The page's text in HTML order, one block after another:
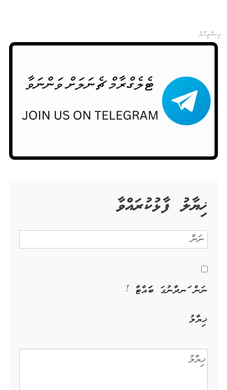
އިޝްތިހާރު
ޚިޔާލު ފާޅުކުރައްވާ
ނަން ހަނދާނުގަ ބަހައްޓާ !
ޚިޔާލު